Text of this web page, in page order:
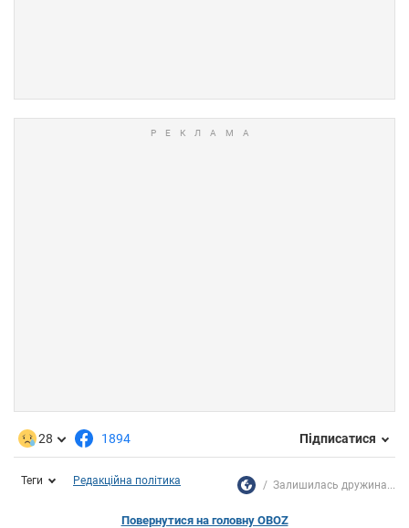
28 1894 Підписатися
Теги Редакційна політика Залишилась дружина...
Повернутися на головну OBOZ